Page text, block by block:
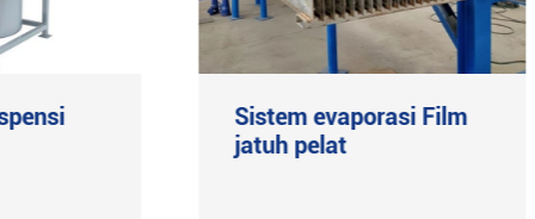
Sistem evaporasi Film
jatuh pelat